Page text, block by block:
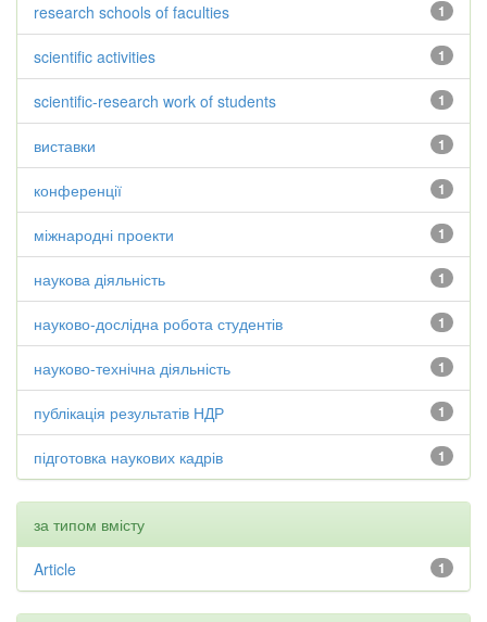
1
research schools of faculties
1
scientific activities
1
scientific-research work of students
1
виставки
1
конференції
1
міжнародні проекти
1
наукова діяльність
1
науково-дослідна робота студентів
1
науково-технічна діяльність
1
публікація результатів НДР
1
підготовка наукових кадрів
за типом вмісту
1
Article